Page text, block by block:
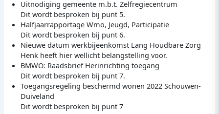
Uitnodiging gemeente m.b.t. Zelfregiecentrum
Dit wordt besproken bij punt 5.
Halfjaarrapportage Wmo, Jeugd, Participatie
Dit wordt besproken bij punt 6.
Nieuwe datum werkbijeenkomst Lang Houdbare Zorg
Henk heeft hier wellicht belangstelling voor.
BMWO: Raadsbrief Herinrichting toegang
Dit wordt besproken bij punt 7.
Toegangsregeling beschermd wonen 2022 Schouwen-
Duiveland
Dit wordt besproken bij punt 7